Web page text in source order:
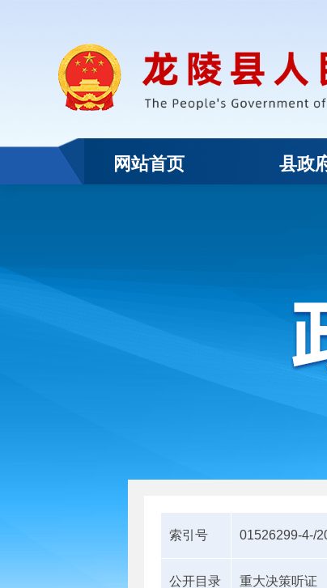
网站首页 县政
索引号 01526299-4-/
公开目录 重大决策听证